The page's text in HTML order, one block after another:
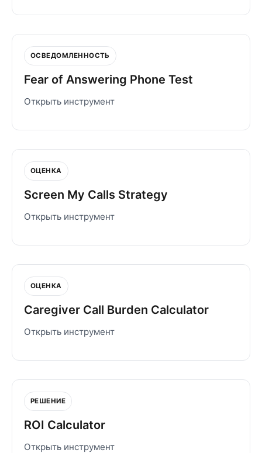
ОСВЕДОМЛЕННОСТЬ
Fear of Answering Phone Test
Открыть инструмент
ОЦЕНКА
Screen My Calls Strategy
Открыть инструмент
ОЦЕНКА
Caregiver Call Burden Calculator
Открыть инструмент
РЕШЕНИЕ
ROI Calculator
Открыть инструмент